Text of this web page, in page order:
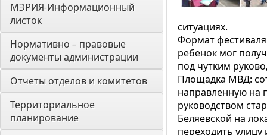
МЭРИЯ-Информационный
листок
Нормативно – правовые
документы администрации
Отчеты отделов и комитетов
Территориальное
планирование
ситуациях.
Формат
ребенок мог
под чутким
Площадка МВД:
направленную на
руководством
Беляевской на
переходить